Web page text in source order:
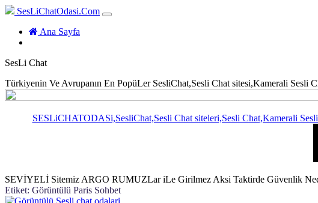
SesLiChatOdasi.Com
Ana Sayfa
SesLi Chat
Türkiyenin Ve Avrupanın En PopüLer SesliChat,Sesli Chat sitesi,Kamerali
SESLiCHATODASi,SesliChat,Sesli Chat siteleri,Sesli Chat,Kamerali
SEVİYELİ Sitemiz ARGO RUMUZLar iLe Girilmez Aksi Taktirde Güvenlik
Etiket: Görüntülü Paris Sohbet